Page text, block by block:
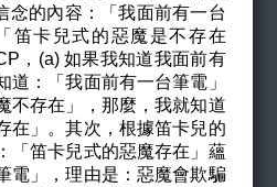
念的內容：「我面前有一台
笛卡兒式的惡魔是不存在
，(a) 如果我知道我面前有
道：「我面前有一台筆電」
不存在」，那麼，我就知道
在」。其次，根據笛卡兒的
「笛卡兒式的惡魔存在」蘊
電」，理由是：惡魔會欺騙